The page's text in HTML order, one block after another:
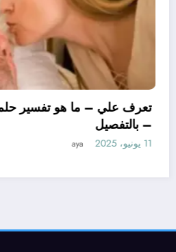
هو تأويل ابن سيرين لتفسير حلم